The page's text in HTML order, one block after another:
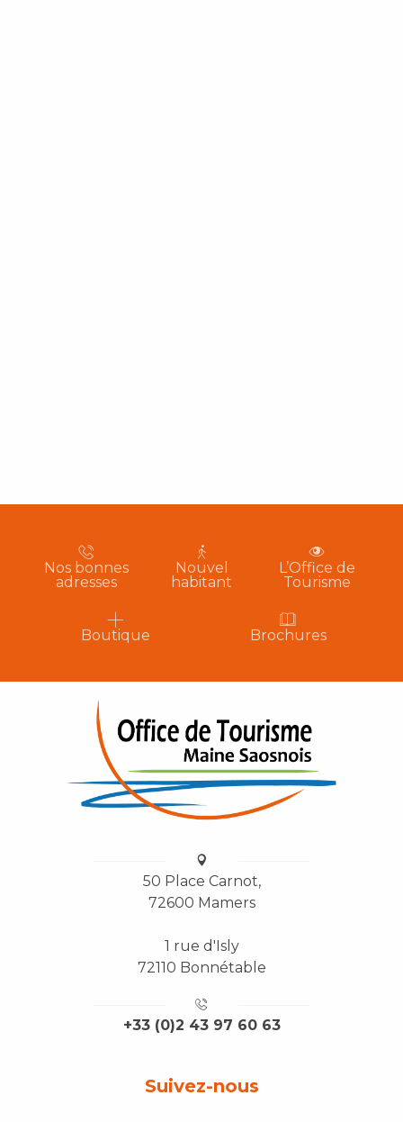
Nos bonnes
adresses
Nouvel
habitant
L’Office de
Tourisme
Boutique Brochures
50 Place Carnot,
72600 Mamers
1 rue d'Isly
72110 Bonnétable
+33 (0)2 43 97 60 63
Suivez-nous